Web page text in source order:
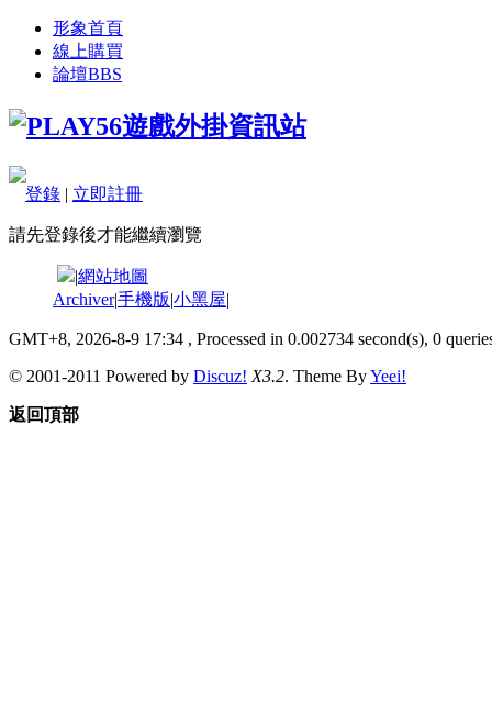
形象首頁
線上購買
論壇BBS
登錄 | 立即註冊
請先登錄後才能繼續瀏覽
|網站地圖
Archiver|手機版|小黑屋|
GMT+8, 2026-8-9 17:34 , Processed in 0.002734 second(s), 0
© 2001-2011 Powered by Discuz! X3.2. Theme ByYeei!
返回頂部